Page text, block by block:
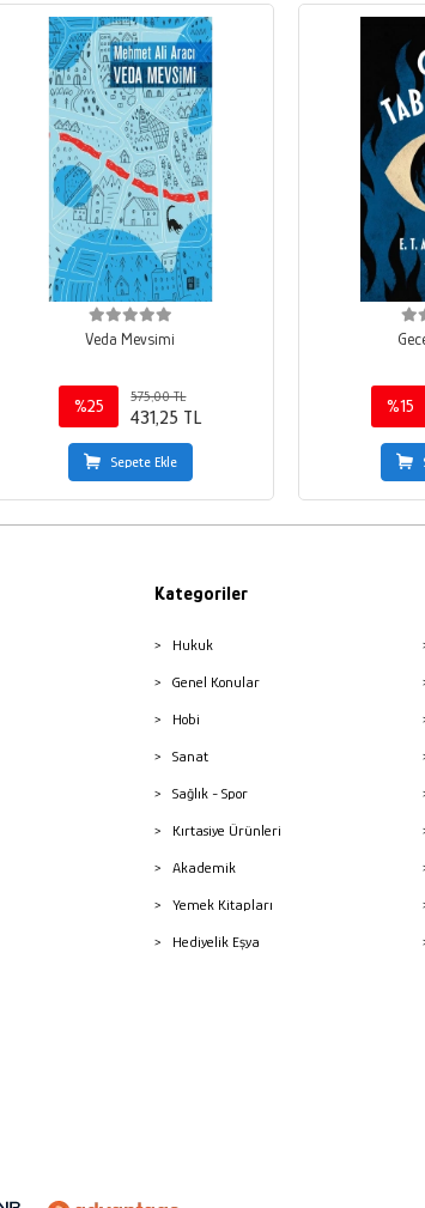
Veda Mevsimi
%25
575,00 TL
431,25 TL
Sepete Ekle
%15
Kategoriler
Hukuk
Genel Konular
Hobi
Sanat
Sağlık - Spor
Kırtasiye Ürünleri
Akademik
Yemek Kitapları
Hediyelik Eşya